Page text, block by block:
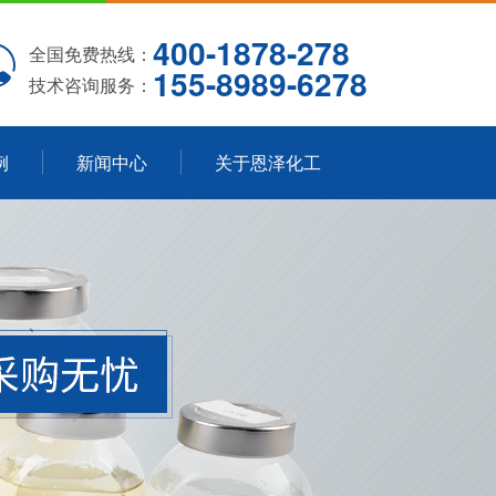
全国免费热线： 400-1878-278
技术咨询服务： 155-8989-6278
新闻中心 关于恩泽化工